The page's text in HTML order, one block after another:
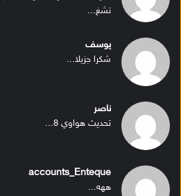
تشغ...
يوسف
شكرا جزيلا...
ناصر
تحديث هواوي 8...
accounts_Enteque
ههه...